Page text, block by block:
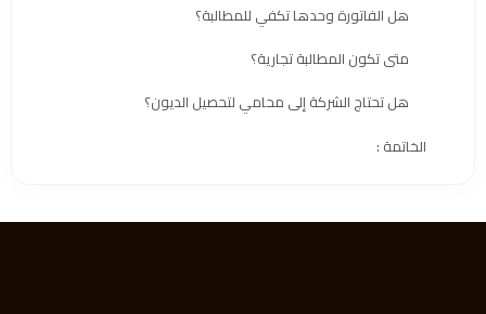
هل الفاتورة وحدها تكفي للمطالبة؟
متى تكون المطالبة تجارية؟
هل تحتاج الشركة إلى محامي لتحصيل الديون؟
الخاتمة :